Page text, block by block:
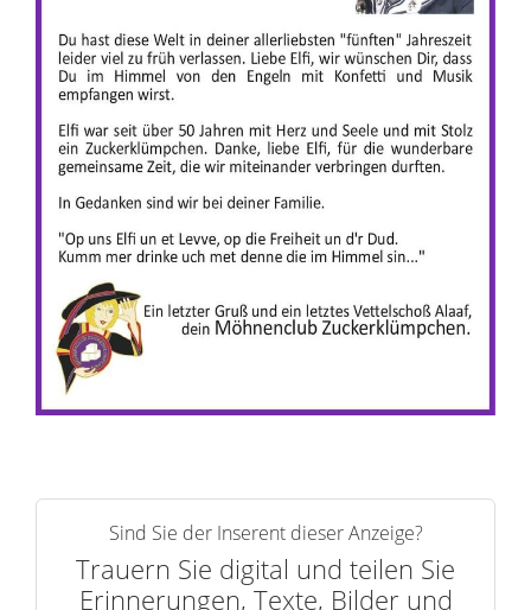
Sind Sie der Inserent dieser Anzeige?
Trauern Sie digital und teilen Sie
Erinnerungen, Texte, Bilder und